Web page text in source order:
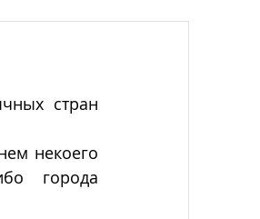
стран
некоего
города